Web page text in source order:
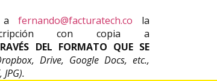
a fernando@facturatech.co la
con copia a
DEL FORMATO QUE SE
Drive, Google Docs, etc.,